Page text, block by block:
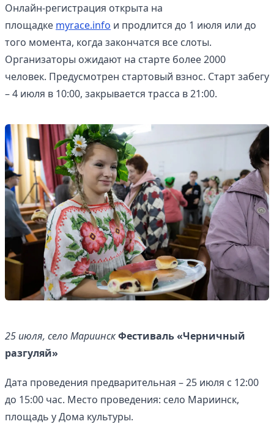
Онлайн-регистрация открыта на
площадке myrace.info и продлится до 1 июля или до
того момента, когда закончатся все слоты.
Организаторы ожидают на старте более 2000
человек. Предусмотрен стартовый взнос. Старт забегу
– 4 июля в 10:00, закрывается трасса в 21:00.
25 июля, село МариинскФестиваль «Черничный
разгуляй»
Дата проведения предварительная – 25 июля с 12:00
до 15:00 час. Место проведения: село Мариинск,
площадь у Дома культуры.